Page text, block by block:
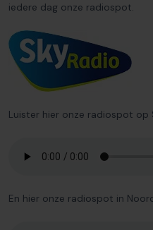
iedere dag onze radiospot.
Luister hier onze radiospot op
En hier onze radiospot in